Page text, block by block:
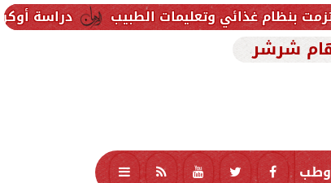
دراسة أوكرانية تثير الجدل.. رصد أكثر من 20 جسمًا غامضًا قرب
شرشر
تكنولوجيا منوعات محافظات